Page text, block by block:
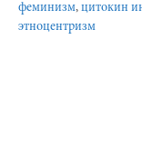
феминизм, цитокин
этноцентризм